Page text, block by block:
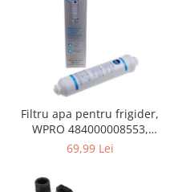
Aparate cosmetice
Articole Sanatate si Wellness
Consumabile sanitare
Cosmetice si produse ingrijire
personala
Igiena dentara
Jucarii, Copii & Bebe
Camera copilului
Hrana bebelusi
Filtru apa pentru frigider,
WPRO 484000008553,
compatibil cu Samsung, AEG,
69,99 Lei